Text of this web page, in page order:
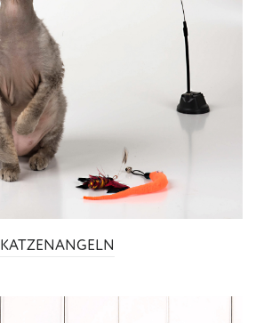
KATZENANGELN